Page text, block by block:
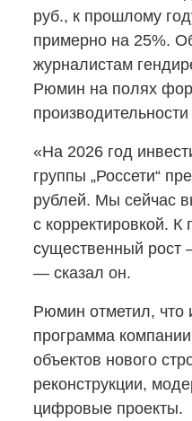
руб., к прошлому
примерно на 25%.
журналистам
Рюмин на полях
«На 2026 год
группы „Россети“
рублей. Мы сейчас
с корректировкой.
существенный рост
— сказал он.
Рюмин отметил, что
программа
объектов нового
реконструкции,
цифровые проекты.